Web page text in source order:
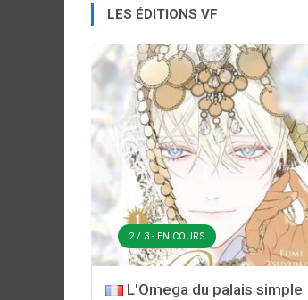
LES ÉDITIONS VF
2 / 3 - EN COURS
L'Omega du palais simple